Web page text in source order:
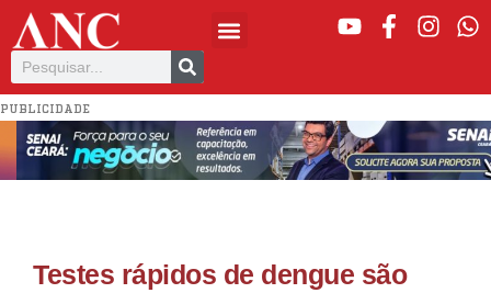
PUBLICIDADE
Testes rápidos de dengue são